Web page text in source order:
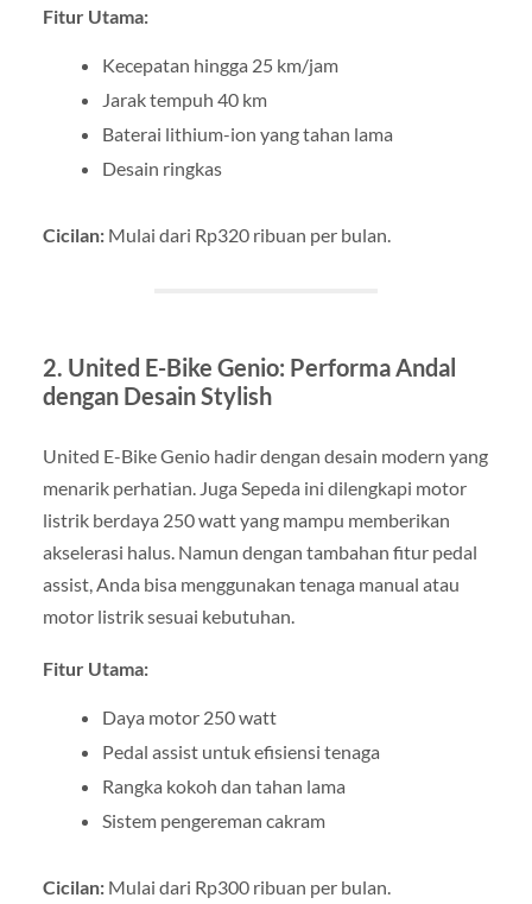
Fitur Utama:
Kecepatan hingga 25 km/jam
Jarak tempuh 40 km
Baterai lithium-ion yang tahan lama
Desain ringkas
Cicilan:Mulai dari Rp320 ribuan per bulan.
2. United E-Bike Genio: Performa Andal
dengan Desain Stylish
United E-Bike Genio hadir dengan desain modern yang
menarik perhatian. Juga Sepeda ini dilengkapi motor
listrik berdaya 250 watt yang mampu memberikan
akselerasi halus. Namun dengan tambahan fitur pedal
assist, Anda bisa menggunakan tenaga manual atau
motor listrik sesuai kebutuhan.
Fitur Utama:
Daya motor 250 watt
Pedal assist untuk efisiensi tenaga
Rangka kokoh dan tahan lama
Sistem pengereman cakram
Cicilan:Mulai dari Rp300 ribuan per bulan.